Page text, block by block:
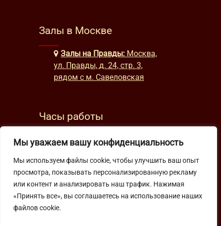
Мы уважаем вашу конфиденциальность
Мы используем файлы cookie, чтобы улучшить ваш опыт
просмотра, показывать персонализированную рекламу
или контент и анализировать наш трафик. Нажимая
«Принять все», вы соглашаетесь на использование наших
файлов cookie.
Залы в Москве
Залы на Правды: Москва,
ул. Правды, д. 24, стр. 3,
рядом с м. Савеловская
Часы работы
будни: с 9:00 до 22:00
Подпишитесь на нашу рассылку